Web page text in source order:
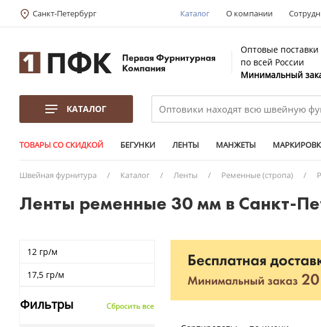
Санкт-Петербург Каталог О компании
Оптовые
по всей России
Минимальный
КАТАЛОГ
ТОВАРЫ СО СКИДКОЙ БЕГУНКИ ЛЕНТЫ МАНЖЕТЫ
Швейная фурнитура / Каталог / Ленты / Ременные (стропа) /
Ленты ременные 30 мм в Санкт-
12 гр/м
17,5 гр/м
Фильтры Сбросить все